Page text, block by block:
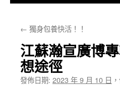
← 獨身包養快活！！
江蘇瀚宣廣博
想途徑
發佈日期: 2023 年 9 月 10 日 ，